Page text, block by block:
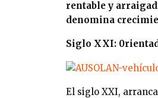
rentable y
denomina
Siglo XXI:
El siglo XXI,